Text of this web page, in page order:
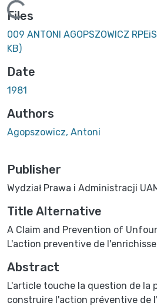
Files
009 ANTONI AGOPSZOWICZ
KB)
Date
1981
Authors
Agopszowicz, Antoni
Publisher
Wydział Prawa i Administracji
Title Alternative
A Claim and Prevention of
L'action preventive de
Abstract
L'article touche la question de la
construire l'action préventive de